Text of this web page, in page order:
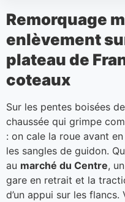
Remorquage
enlèvement
plateau de
coteaux
Sur les pentes boisées
chaussée qui grimpe
: on cale la roue avant
les sangles de guidon.
au marché du Centre,
gare en retrait et la
d’un appui sur les flancs.